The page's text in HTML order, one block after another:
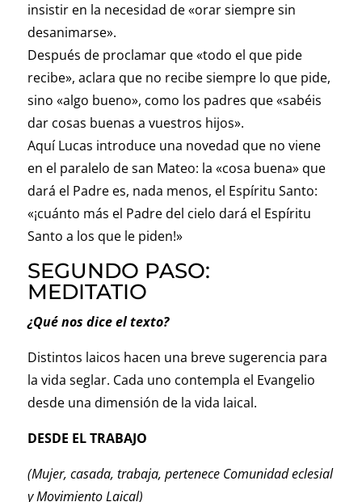
insistir en la necesidad de «orar siempre sin
desanimarse».
Después de proclamar que «todo el que pide
recibe», aclara que no recibe siempre lo que pide,
sino «algo bueno», como los padres que «sabéis
dar cosas buenas a vuestros hijos».
Aquí Lucas introduce una novedad que no viene
en el paralelo de san Mateo: la «cosa buena» que
dará el Padre es, nada menos, el Espíritu Santo:
«¡cuánto más el Padre del cielo dará el Espíritu
Santo a los que le piden!»
SEGUNDO PASO:
MEDITATIO
¿Qué nos dice el texto?
Distintos laicos hacen una breve sugerencia para
la vida seglar. Cada uno contempla el Evangelio
desde una dimensión de la vida laical.
DESDE EL TRABAJO
(Mujer, casada, trabaja, pertenece Comunidad eclesial
y Movimiento Laical)